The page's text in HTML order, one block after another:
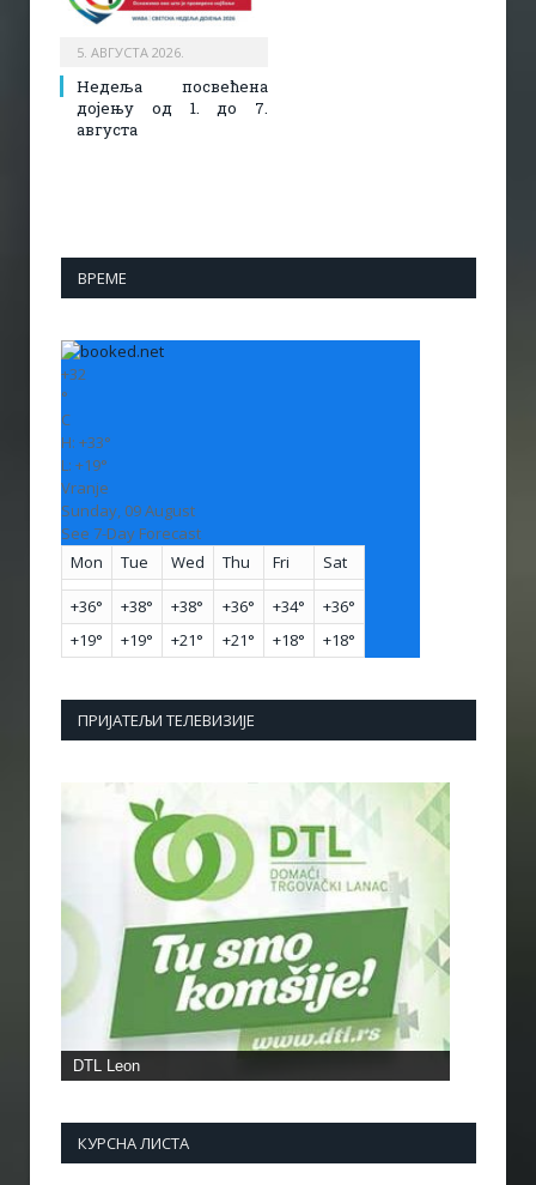
5. АВГУСТА 2026.
Недеља посвећена
дојењу од 1. до 7.
августа
ВРЕМЕ
+32
°
C
H: +33°
L: +19°
Vranje
Sunday, 09 August
See 7-Day Forecast
Mon
Tue Wed Thu Fri Sat
+36° +38° +38° +36° +34° +36°
+19° +19° +21° +21° +18° +18°
ПРИЈАТЕЉИ ТЕЛЕВИЗИЈЕ
DTL Leon
КУРСНА ЛИСТА